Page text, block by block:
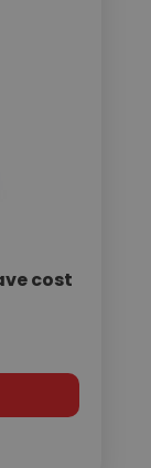
cost